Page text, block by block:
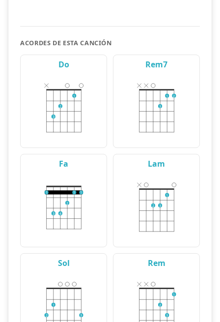
ACORDES DE ESTA CANCIÓN
Do
3
2
1
Rem7
3
1 2
Fa
1
3 4
2
1 1
Lam
2 3
1
Sol
2
1
3
Rem
2
3
1